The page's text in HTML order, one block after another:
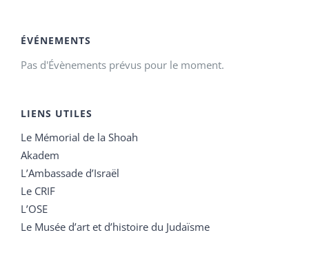
ÉVÉNEMENTS
Pas d'Évènements prévus pour le moment.
LIENS UTILES
Le Mémorial de la Shoah
Akadem
L’Ambassade d’Israël
Le CRIF
L’OSE
Le Musée d’art et d’histoire du Judaïsme